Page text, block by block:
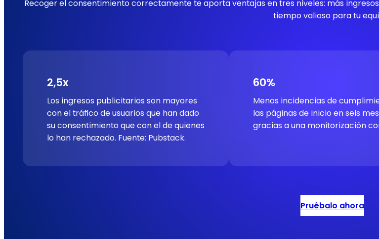
Recoger el consentimiento correctamente te aporta ventajas en tres niveles: más
tiempo valioso para tu
2,5x
Los ingresos publicitarios son mayores
con el tráfico de usuarios que han dado
su consentimiento que con el de quienes
lo han rechazado. Fuente: Pubstack.
60%
Menos incidencias de
las páginas de inicio en seis
gracias a una monitorización
Pruébalo ahora